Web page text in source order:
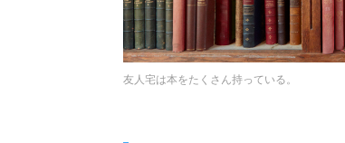
友人宅は本をたくさん持っている。